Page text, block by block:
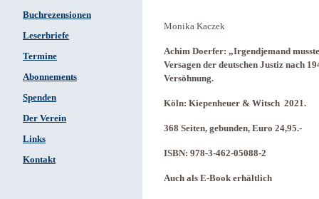
Buchrezensionen
Leserbriefe
Termine
Abonnements
Spenden
Der Verein
Links
Kontakt
Monika Kaczek
Achim Doerfer: „Irgendjemand
Versagen der deutschen Justiz nach
Versöhnung.
Köln: Kiepenheuer & Witsch 2021.
368 Seiten, gebunden, Euro 24,95.-
ISBN: 978-3-462-05088-2
Auch als E-Book erhältlich